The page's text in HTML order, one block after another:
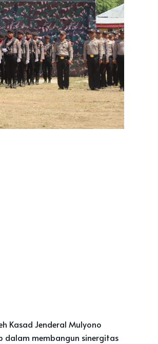
Kasad Jenderal Mulyono
dalam membangun sinergitas